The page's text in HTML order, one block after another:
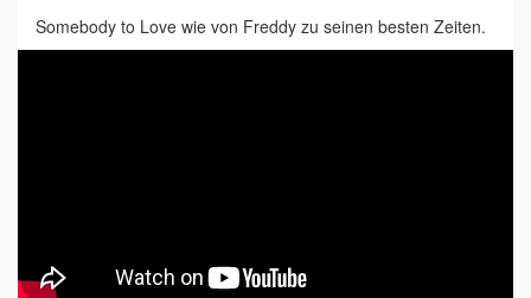
Somebody to Love wie von Freddy zu seinen besten Zeiten.